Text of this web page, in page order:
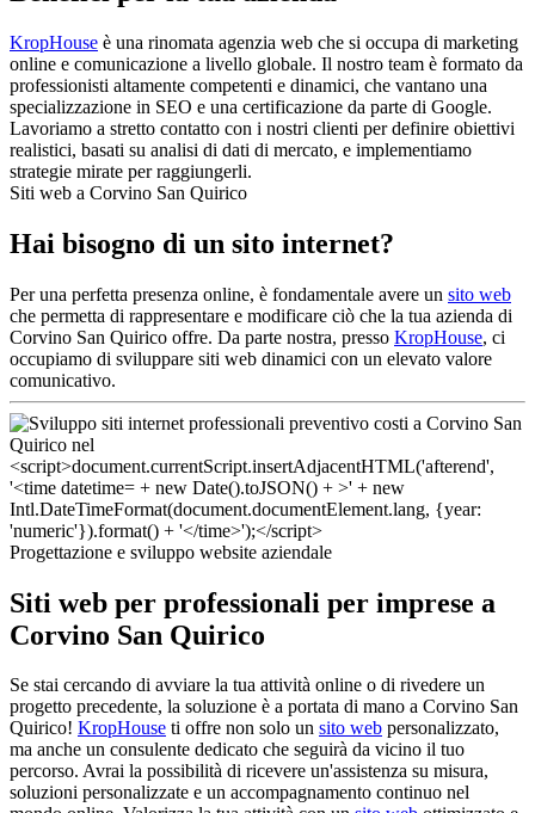
KropHouse è una rinomata agenzia web che si occupa di marketing
online e comunicazione a livello globale. Il nostro team è formato da
professionisti altamente competenti e dinamici, che vantano una
specializzazione in SEO e una certificazione da parte di Google.
Lavoriamo a stretto contatto con i nostri clienti per definire obiettivi
realistici, basati su analisi di dati di mercato, e implementiamo
strategie mirate per raggiungerli.
Siti web a Corvino San Quirico
Hai bisogno di un sito internet?
Per una perfetta presenza online, è fondamentale avere un sito web
che permetta di rappresentare e modificare ciò che la tua azienda di
Corvino San Quirico offre. Da parte nostra, presso KropHouse, ci
occupiamo di sviluppare siti web dinamici con un elevato valore
comunicativo.
Progettazione e sviluppo website aziendale
Siti web per professionali per imprese a
Corvino San Quirico
Se stai cercando di avviare la tua attività online o di rivedere un
progetto precedente, la soluzione è a portata di mano a Corvino San
Quirico! KropHouse ti offre non solo un sito web personalizzato,
ma anche un consulente dedicato che seguirà da vicino il tuo
percorso. Avrai la possibilità di ricevere un'assistenza su misura,
soluzioni personalizzate e un accompagnamento continuo nel